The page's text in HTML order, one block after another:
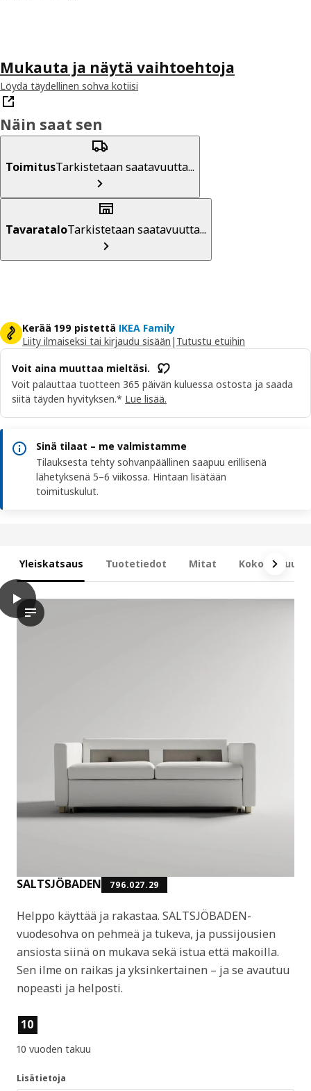
Mukauta ja näytä vaihtoehtoja
Löydä täydellinen sohva kotiisi
Näin saat sen
ToimitusTarkistetaan saatavuutta...
TavarataloTarkistetaan saatavuutta...
Kerää 199 pistettä IKEA Family
Liity ilmaiseksi tai kirjaudu sisään | Tutustu etuihin
Voit aina muuttaa mieltäsi.
Voit palauttaa tuotteen 365 päivän kuluessa ostosta ja saada
siitä täyden hyvityksen.* Lue lisää.
Sinä tilaat – me valmistamme
Tilauksesta tehty sohvanpäällinen saapuu erillisenä
lähetyksenä 5–6 viikossa. Hintaan lisätään
toimituskulut.
Yleiskatsaus Tuotetiedot Mitat Kokonaisuus
SALTSJÖBADEN 796.027.29
Helppo käyttää ja rakastaa. SALTSJÖBADEN-
vuodesohva on pehmeä ja tukeva, ja pussijousien
ansiosta siinä on mukava sekä istua että makoilla.
Sen ilme on raikas ja yksinkertainen – ja se avautuu
nopeasti ja helposti.
Tuotteen ominaisuudet
10
10 vuoden takuu
Lisätietoja
play
Videolla esitellään kaksipaikkainen vuodesohva nimeltä
SALTSJÖBADEN 2:n istuttava vuodesohva, Gunnared beige